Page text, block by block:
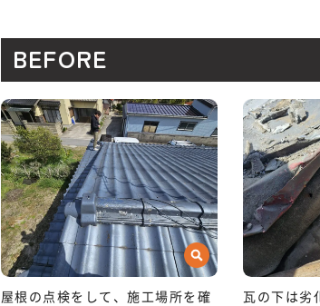
BEFORE
屋根の点検をして、施工場所を確
瓦の下は劣